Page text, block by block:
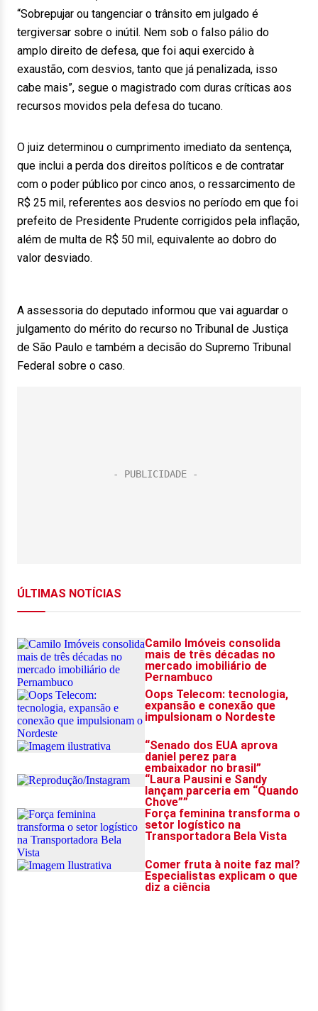
“Sobrepujar ou tangenciar o trânsito em julgado é
tergiversar sobre o inútil. Nem sob o falso pálio do
amplo direito de defesa, que foi aqui exercido à
exaustão, com desvios, tanto que já penalizada, isso
cabe mais”, segue o magistrado com duras críticas aos
recursos movidos pela defesa do tucano.
O juiz determinou o cumprimento imediato da sentença,
que inclui a perda dos direitos políticos e de contratar
com o poder público por cinco anos, o ressarcimento de
R$ 25 mil, referentes aos desvios no período em que foi
prefeito de Presidente Prudente corrigidos pela inflação,
além de multa de R$ 50 mil, equivalente ao dobro do
valor desviado.
A assessoria do deputado informou que vai aguardar o
julgamento do mérito do recurso no Tribunal de Justiça
de São Paulo e também a decisão do Supremo Tribunal
Federal sobre o caso.